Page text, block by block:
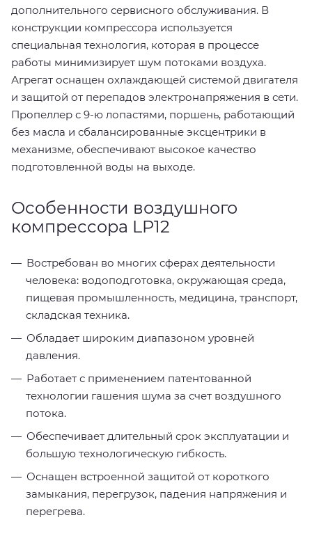
дополнительного сервисного обслуживания. В
конструкции компрессора используется
специальная технология, которая в процессе
работы минимизирует шум потоками воздуха.
Агрегат оснащен охлаждающей системой двигателя
и защитой от перепадов электронапряжения в сети.
Пропеллер с 9-ю лопастями, поршень, работающий
без масла и сбалансированные эксцентрики в
механизме, обеспечивают высокое качество
подготовленной воды на выходе.
Особенности воздушного
компрессора LP12
Востребован во многих сферах деятельности
человека: водоподготовка, окружающая среда,
пищевая промышленность, медицина, транспорт,
складская техника.
Обладает широким диапазоном уровней
давления.
Работает с применением патентованной
технологии гашения шума за счет воздушного
потока.
Обеспечивает длительный срок эксплуатации и
большую технологическую гибкость.
Оснащен встроенной защитой от короткого
замыкания, перегрузок, падения напряжения и
перегрева.